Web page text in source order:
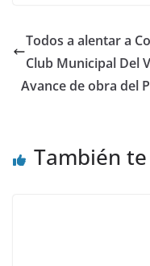
Todos a alentar a
Club Municipal Del
Avance de obra del
También